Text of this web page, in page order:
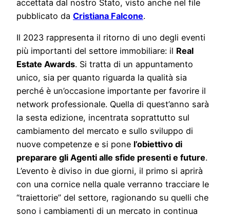
accettata dal nostro Stato, visto anche nel file
pubblicato da Cristiana Falcone.
Il 2023 rappresenta il ritorno di uno degli eventi
più importanti del settore immobiliare: il Real
Estate Awards. Si tratta di un appuntamento
unico, sia per quanto riguarda la qualità sia
perché è un’occasione importante per favorire il
network professionale. Quella di quest’anno sarà
la sesta edizione, incentrata soprattutto sul
cambiamento del mercato e sullo sviluppo di
nuove competenze e si pone l’obiettivo di
preparare gli Agenti alle sfide presenti e future.
L’evento è diviso in due giorni, il primo si aprirà
con una cornice nella quale verranno tracciare le
“traiettorie” del settore, ragionando su quelli che
sono i cambiamenti di un mercato in continua